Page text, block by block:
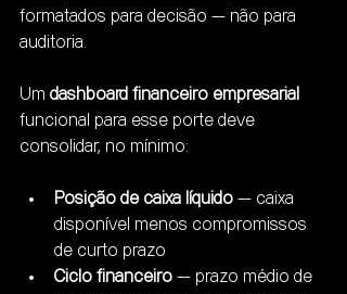
formatados para decisão — não para
auditoria.
Um dashboard financeiro empresarial
funcional para esse porte deve
consolidar, no mínimo:
Posição de caixa líquido — caixa
disponível menos compromissos
de curto prazo
Ciclo financeiro — prazo médio de